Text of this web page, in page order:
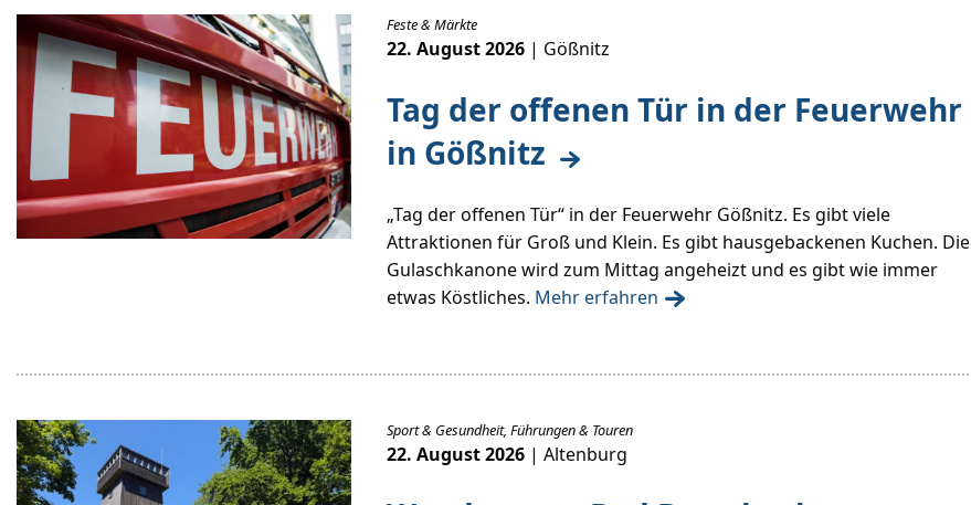
Tag der offenen Tür in der Feuerwehr
in Gößnitz
Feste & Märkte
22. August 2026 | Gößnitz
„Tag der offenen Tür“ in der Feuerwehr Gößnitz. Es gibt viele
Attraktionen für Groß und Klein. Es gibt hausgebackenen Kuchen. Die
Gulaschkanone wird zum Mittag angeheizt und es gibt wie immer
etwas Köstliches. Mehr erfahren
Sport & Gesundheit, Führungen & Touren
22. August 2026 | Altenburg